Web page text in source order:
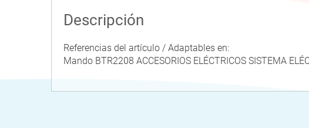
Descripción
Referencias del artículo / Adaptables en:
Mando BTR2208 ACCESORIOS ELÉCTRICOS SISTEMA